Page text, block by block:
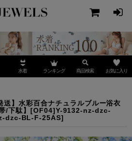
水着 ランキング 商品検索 お気に入り
送】水彩百合ナチュラルブルー浴衣
帯/下駄】[OF04]Y-9132-nz-dzc-
dzc-BL-F-25AS]